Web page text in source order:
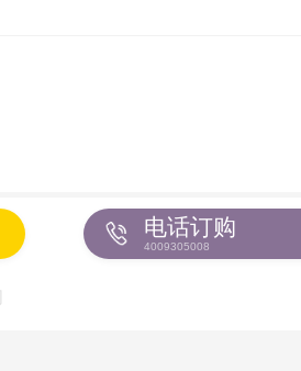
电话订购
4009305008